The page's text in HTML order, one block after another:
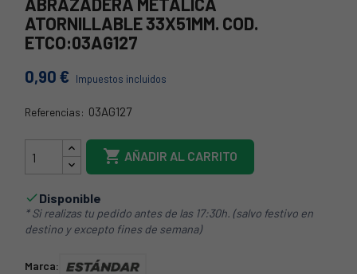
ATORNILLABLE 33X51MM. COD.
ETCO:03AG127
0,90 € Impuestos incluidos
Referencias: 03AG127
03AG127
 AÑADIR AL CARRITO
Disponible
* Si realizas tu pedido antes de las 17:30h. (salvo festivo en
destino y excepto fines de semana)
Marca: